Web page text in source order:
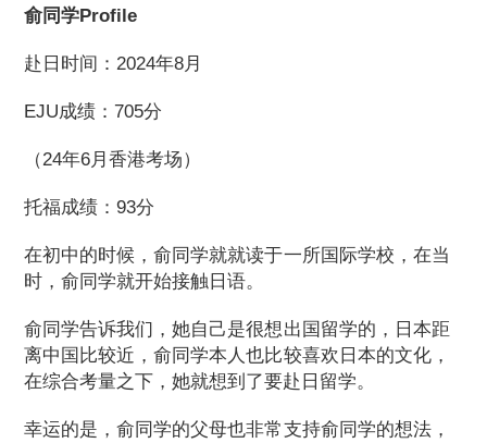
俞同学Profile
赴日时间：2024年8月
EJU成绩：705分
（24年6月香港考场）
托福成绩：93分
在初中的时候，俞同学就就读于一所国际学校，在当
时，俞同学就开始接触日语。
俞同学告诉我们，她自己是很想出国留学的，日本距
离中国比较近，俞同学本人也比较喜欢日本的文化，
在综合考量之下，她就想到了要赴日留学。
幸运的是，俞同学的父母也非常支持俞同学的想法，